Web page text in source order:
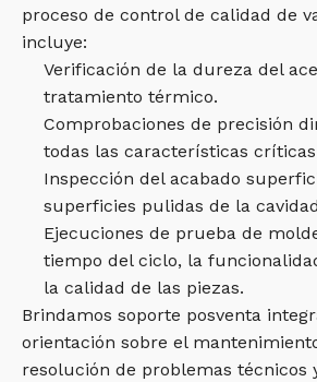
proceso de control de calidad de
incluye:
Verificación de la dureza del
tratamiento térmico.
Comprobaciones de precisión
todas las características
Inspección del acabado
superficies pulidas de la
Ejecuciones de prueba de
tiempo del ciclo, la
la calidad de las piezas.
Brindamos soporte posventa
orientación sobre el
resolución de problemas técnicos